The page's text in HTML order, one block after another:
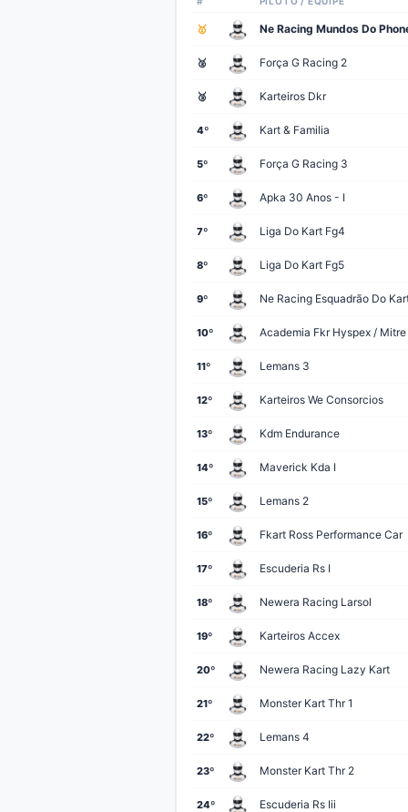
13º Academia Fkr Race Team
14º Monster Kart Thr 2
15º Maverick Kda Iii
16º Fkart Ross Performance Car
17º Maverick Kda Ii
18º Apka 30 Anos - I
19º Fkart Race Team
20º Apka 30 Anos - Iii
21º Torto Racing Ims Motorsports
22º Monster Kart Thr 3
23º Kartparatodos
24º Mdk Racing 02
25º Karteiros Dkr
26º Mdk Racing 01
27º Lemans 1
28º Newera Racing Mundo Dos
29º Newera Racing Lazy Kart
30º Apex 2
31º Liga Do Kart Fg4
32º Kartloko 3
33º Lemans 5
34º Apka 30 Anos - Ii
35º Maverick Kda I
36º Octatech Mci
🥇 Ne Racing Mundos Do
🥈 Força G Racing 2
🥉 Karteiros Dkr
4º Kart & Familia
5º Força G Racing 3
6º Apka 30 Anos - I
7º Liga Do Kart Fg4
8º Liga Do Kart Fg5
9º Ne Racing Esquadrão Do
10º Academia Fkr Hyspex / Mitre
11º Lemans 3
12º Karteiros We Consorcios
13º Kdm Endurance
14º Maverick Kda I
15º Lemans 2
16º Fkart Ross Performance Car
17º Escuderia Rs I
18º Newera Racing Larsol
19º Karteiros Accex
20º Newera Racing Lazy Kart
21º Monster Kart Thr 1
22º Lemans 4
23º Monster Kart Thr 2
24º Escuderia Rs Iii